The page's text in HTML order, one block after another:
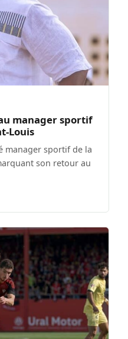
manager sportif
Louis
manager sportif de la
son retour au